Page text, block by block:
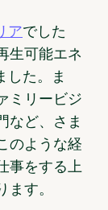
アでした
生可能エネ
した。ま
ミリービジ
など、さま
のような経
事をする上
ます。